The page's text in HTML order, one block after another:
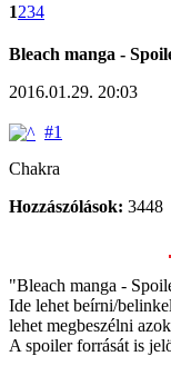
1234
Bleach manga -
2016.01.29. 20:03
#1
Chakra
Hozzászólások: 3448
"Bleach manga -
Ide lehet beírni/
lehet megbeszélni
A spoiler forrását is